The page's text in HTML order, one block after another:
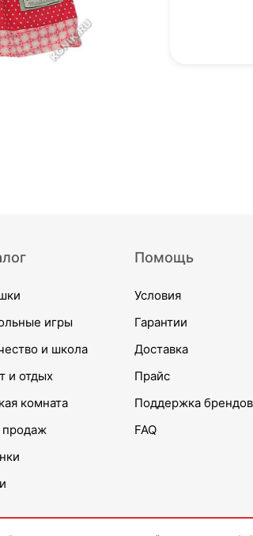
игры
и школа
и отдых
комната
Помощь
Условия
Гарантии
Доставка
Прайс
Поддержка брендов
FAQ